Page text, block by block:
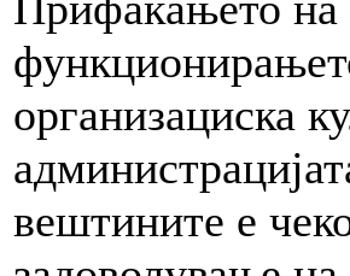
организациска
вештините е